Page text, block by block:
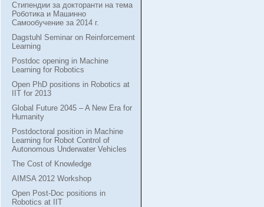
Стипендии за докторанти на тема
Роботика и Машинно
Самообучение за 2014 г.
Dagstuhl Seminar on Reinforcement
Learning
Postdoc opening in Machine
Learning for Robotics
Open PhD positions in Robotics at
IIT for 2013
Global Future 2045 – A New Era for
Humanity
Postdoctoral position in Machine
Learning for Robot Control of
Autonomous Underwater Vehicles
The Cost of Knowledge
AIMSA 2012 Workshop
Open Post-Doc positions in
Robotics at IIT